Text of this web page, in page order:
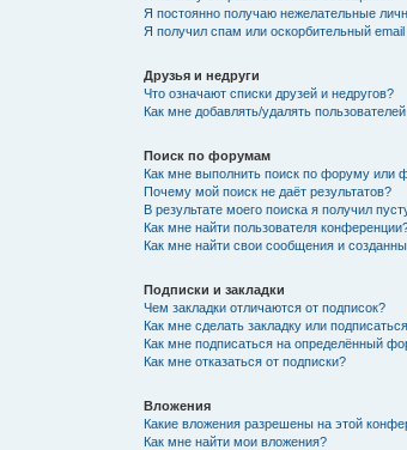
Я постоянно получаю нежелательные
Я получил спам или оскорбительный email
Друзья и недруги
Что означают списки друзей и недругов?
Как мне добавлять/удалять
Поиск по форумам
Как мне выполнить поиск по форуму или
Почему мой поиск не даёт результатов?
В результате моего поиска я получил
Как мне найти пользователя
Как мне найти свои сообщения и
Подписки и закладки
Чем закладки отличаются от подписок?
Как мне сделать закладку или
Как мне подписаться на определённый
Как мне отказаться от подписки?
Вложения
Какие вложения разрешены на этой
Как мне найти мои вложения?